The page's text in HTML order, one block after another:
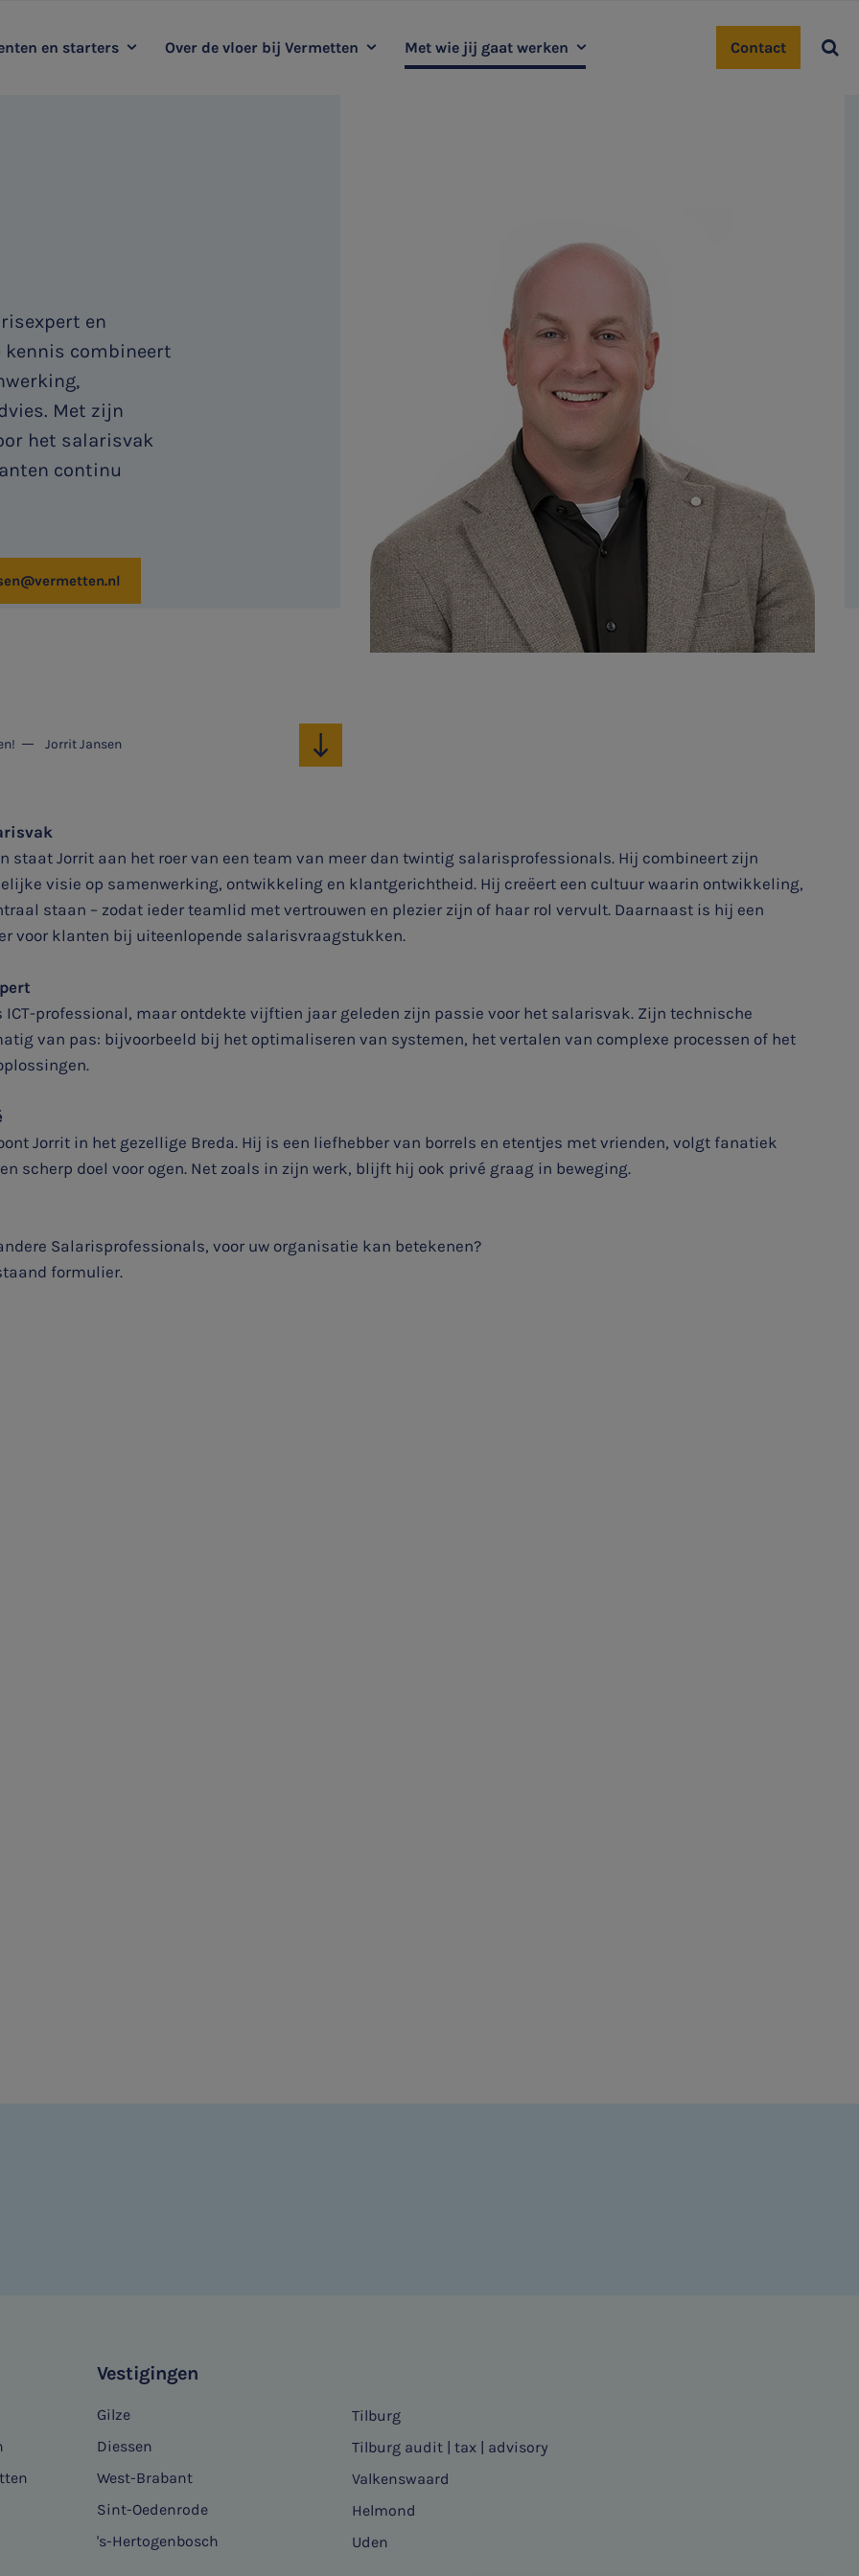
en starters Over de vloer bij Vermetten Met wie jij gaat werken Contact 
en
combineert
Met zijn
het salarisvak
continu
Jorrit Jansen
staat Jorrit aan het roer van een team van meer dan twintig salarisprofessionals. Hij combineert zijn
visie op samenwerking, ontwikkeling en klantgerichtheid. Hij creëert een cultuur waarin ontwikkeling,
staan – zodat ieder teamlid met vertrouwen en plezier zijn of haar rol vervult. Daarnaast is hij een
voor klanten bij uiteenlopende salarisvraagstukken.
professional, maar ontdekte vijftien jaar geleden zijn passie voor het salarisvak. Zijn technische
van pas: bijvoorbeeld bij het optimaliseren van systemen, het vertalen van complexe processen of het
Jorrit in het gezellige Breda. Hij is een liefhebber van borrels en etentjes met vrienden, volgt fanatiek
scherp doel voor ogen. Net zoals in zijn werk, blijft hij ook privé graag in beweging.
Salarisprofessionals, voor uw organisatie kan betekenen?
formulier.
Vestigingen
Gilze
Diessen
West-Brabant
Sint-Oedenrode
's-Hertogenbosch
Tilburg
Tilburg audit | tax | advisory
Valkenswaard
Helmond
Uden